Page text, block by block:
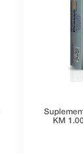
KM